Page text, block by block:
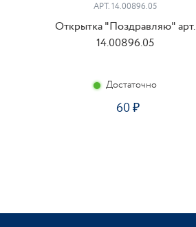
АРТ. 14.00896.05
Открытка "Поздравляю" арт.
14.00896.05
Достаточно
60